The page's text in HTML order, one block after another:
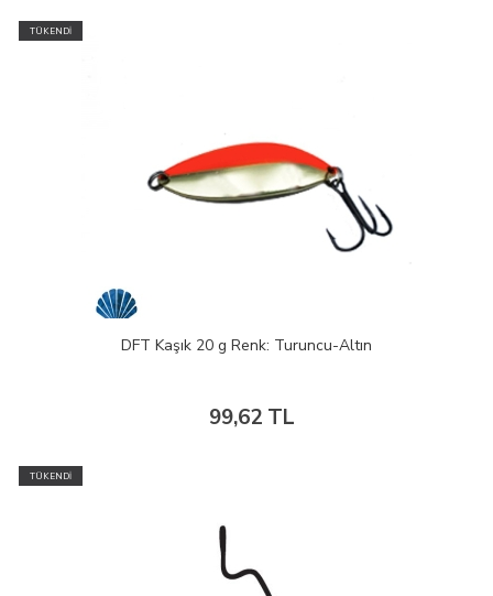
TÜKENDİ
DFT Kaşık 20 g Renk: Turuncu-Altın
99,62 TL
TÜKENDİ